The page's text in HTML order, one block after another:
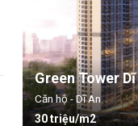
Green Tower Dĩ
Căn hộ - Dĩ An
30 triệu/m2